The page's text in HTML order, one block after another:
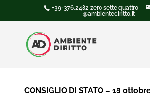
+39-376.2482 zero sette quattro
@ambientediritto.it
CONSIGLIO DI STATO – 18